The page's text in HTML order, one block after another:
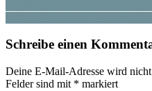
Schreibe einen
Deine E-Mail-Adresse wird
Felder sind mit * markiert